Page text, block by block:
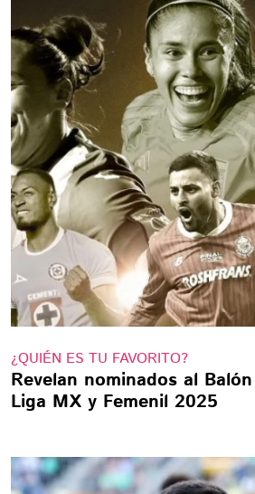
¿QUIÉN ES TU FAVORITO?
Revelan nominados al
Liga MX y Femenil 2025